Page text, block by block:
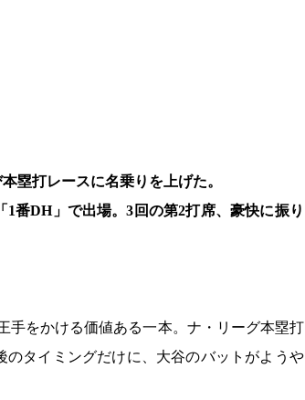
塁打レースに名乗りを上げた。
番DH」で出場。3回の第2打席、豪快に振り
手をかける価値ある一本。ナ・リーグ本塁打
タイミングだけに、大谷のバットがようや